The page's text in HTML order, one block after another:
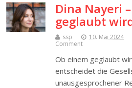
Dina Nayeri
geglaubt
ssp 10. Mai 2024
Comment
Ob einem geglaubt
entscheidet die
unausgesprochener